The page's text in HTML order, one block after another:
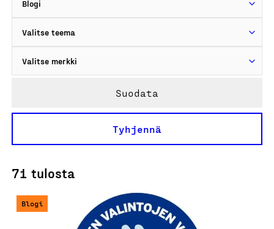
71 tulosta
Suodata
Tyhjennä
Blogi